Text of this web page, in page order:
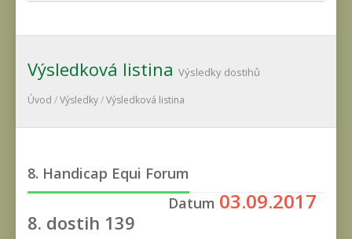
Výsledková listina Výsledky dostihů
Úvod /Výsledky/Výsledková listina
8. Handicap Equi Forum
Datum 03.09.2017
8. dostih 139